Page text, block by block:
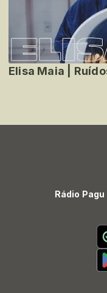
Elisa Maia |
Rádio